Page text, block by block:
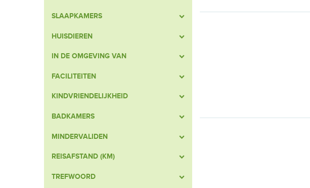
SLAAPKAMERS
HUISDIEREN
IN DE OMGEVING VAN
FACILITEITEN
KINDVRIENDELIJKHEID
BADKAMERS
MINDERVALIDEN
REISAFSTAND (KM)
TREFWOORD